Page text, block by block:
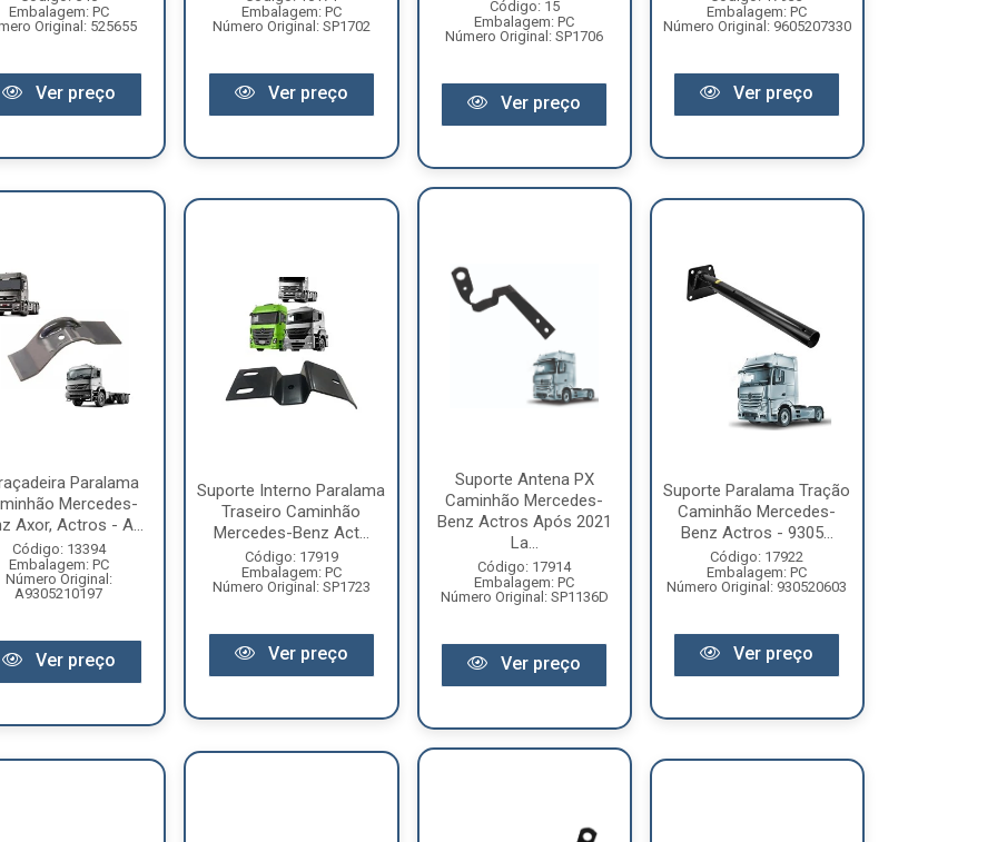
Embalagem: PC
Original: 525655
Ver preço
Embalagem: PC
Número Original: SP1702
Ver preço
Código: 15
Embalagem: PC
Número Original: SP1706
Ver preço
Embalagem: PC
Número Original: 9605207330
Ver preço
Paralama
Mercedes-
Axor, Actros - A...
Código: 13394
Embalagem: PC
Número Original:
A9305210197
Ver preço
Suporte Interno Paralama
Traseiro Caminhão
Mercedes-Benz Act...
Código: 17919
Embalagem: PC
Número Original: SP1723
Ver preço
Suporte Antena PX
Caminhão Mercedes-
Benz Actros Após 2021
La...
Código: 17914
Embalagem: PC
Número Original: SP1136D
Ver preço
Suporte Paralama Tração
Caminhão Mercedes-
Benz Actros - 9305...
Código: 17922
Embalagem: PC
Número Original: 930520603
Ver preço